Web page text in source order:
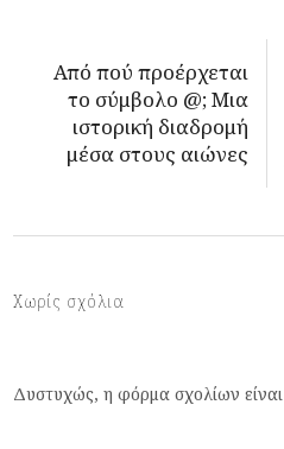
Από πού προέρχεται
το σύμβολο @; Μια
ιστορική διαδρομή
μέσα στους αιώνες
Χωρίς σχόλια
Δυστυχώς, η φόρμα σχολίων